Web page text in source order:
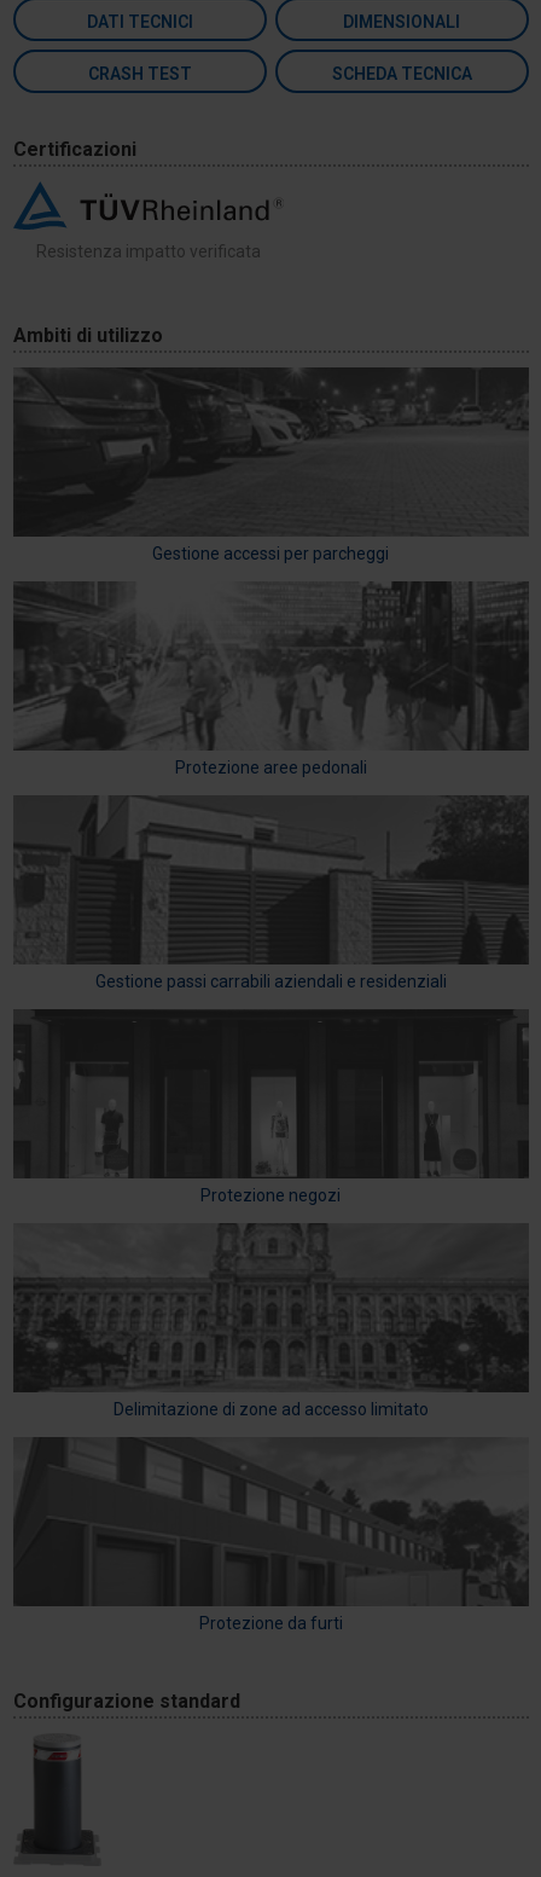
DATI TECNICI DIMENSIONALI
CRASH TEST SCHEDA TECNICA
Certificazioni
Resistenza impatto verificata
Ambiti di utilizzo
Gestione accessi per parcheggi
Protezione aree pedonali
Gestione passi carrabili aziendali e residenziali
Protezione negozi
Delimitazione di zone ad accesso limitato
Protezione da furti
Configurazione standard